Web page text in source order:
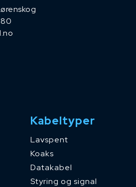
80
Kabeltyper
Lavspent
Koaks
Datakabel
Styring og signal